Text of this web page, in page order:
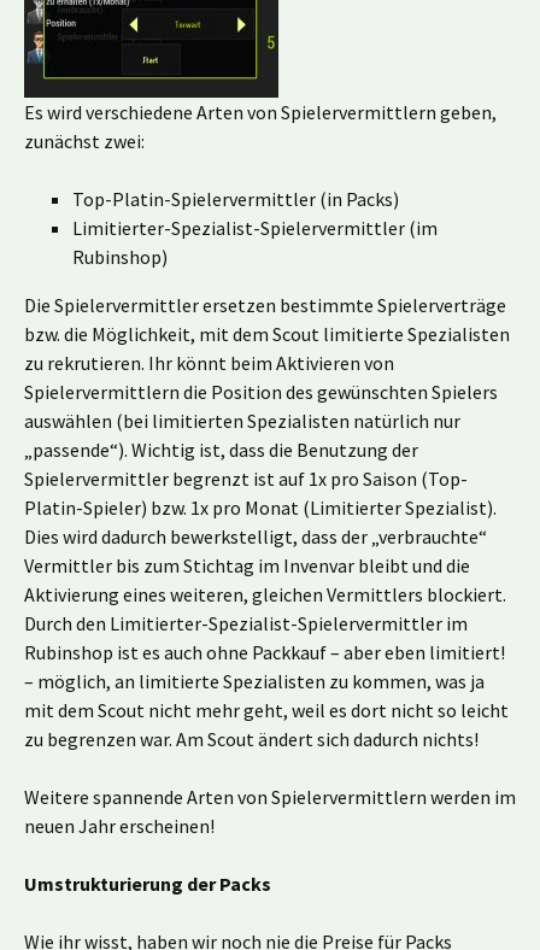
Es wird verschiedene Arten von Spielervermittlern geben,
zunächst zwei:
Top-Platin-Spielervermittler (in Packs)
Limitierter-Spezialist-Spielervermittler (im
Rubinshop)
Die Spielervermittler ersetzen bestimmte Spielerverträge
bzw. die Möglichkeit, mit dem Scout limitierte Spezialisten
zu rekrutieren. Ihr könnt beim Aktivieren von
Spielervermittlern die Position des gewünschten Spielers
auswählen (bei limitierten Spezialisten natürlich nur
„passende“). Wichtig ist, dass die Benutzung der
Spielervermittler begrenzt ist auf 1x pro Saison (Top-
Platin-Spieler) bzw. 1x pro Monat (Limitierter Spezialist).
Dies wird dadurch bewerkstelligt, dass der „verbrauchte“
Vermittler bis zum Stichtag im Invenvar bleibt und die
Aktivierung eines weiteren, gleichen Vermittlers blockiert.
Durch den Limitierter-Spezialist-Spielervermittler im
Rubinshop ist es auch ohne Packkauf – aber eben limitiert!
– möglich, an limitierte Spezialisten zu kommen, was ja
mit dem Scout nicht mehr geht, weil es dort nicht so leicht
zu begrenzen war. Am Scout ändert sich dadurch nichts!
Weitere spannende Arten von Spielervermittlern werden im
neuen Jahr erscheinen!
Umstrukturierung der Packs
Wie ihr wisst, haben wir noch nie die Preise für Packs